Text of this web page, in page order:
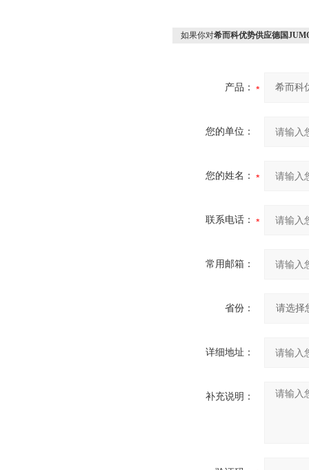
如果你对希而科优势供应德国
产品：
您的单位：
您的姓名：
联系电话：
常用邮箱：
省份：
详细地址：
补充说明：